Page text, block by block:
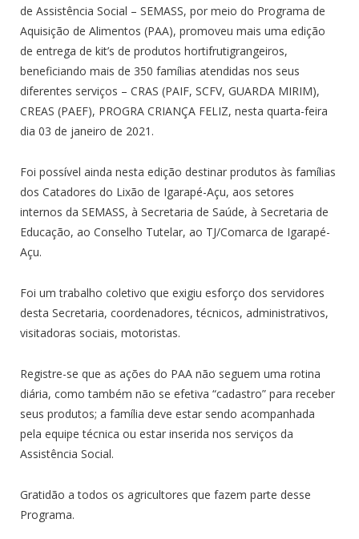
de Assistência Social – SEMASS, por meio do Programa de
Aquisição de Alimentos (PAA), promoveu mais uma edição
de entrega de kit’s de produtos hortifrutigrangeiros,
beneficiando mais de 350 famílias atendidas nos seus
diferentes serviços – CRAS (PAIF, SCFV, GUARDA MIRIM),
CREAS (PAEF), PROGRA CRIANÇA FELIZ, nesta quarta-feira
dia 03 de janeiro de 2021.
Foi possível ainda nesta edição destinar produtos às famílias
dos Catadores do Lixão de Igarapé-Açu, aos setores
internos da SEMASS, à Secretaria de Saúde, à Secretaria de
Educação, ao Conselho Tutelar, ao TJ/Comarca de Igarapé-
Açu.
Foi um trabalho coletivo que exigiu esforço dos servidores
desta Secretaria, coordenadores, técnicos, administrativos,
visitadoras sociais, motoristas.
Registre-se que as ações do PAA não seguem uma rotina
diária, como também não se efetiva “cadastro” para receber
seus produtos; a família deve estar sendo acompanhada
pela equipe técnica ou estar inserida nos serviços da
Assistência Social.
Gratidão a todos os agricultores que fazem parte desse
Programa.